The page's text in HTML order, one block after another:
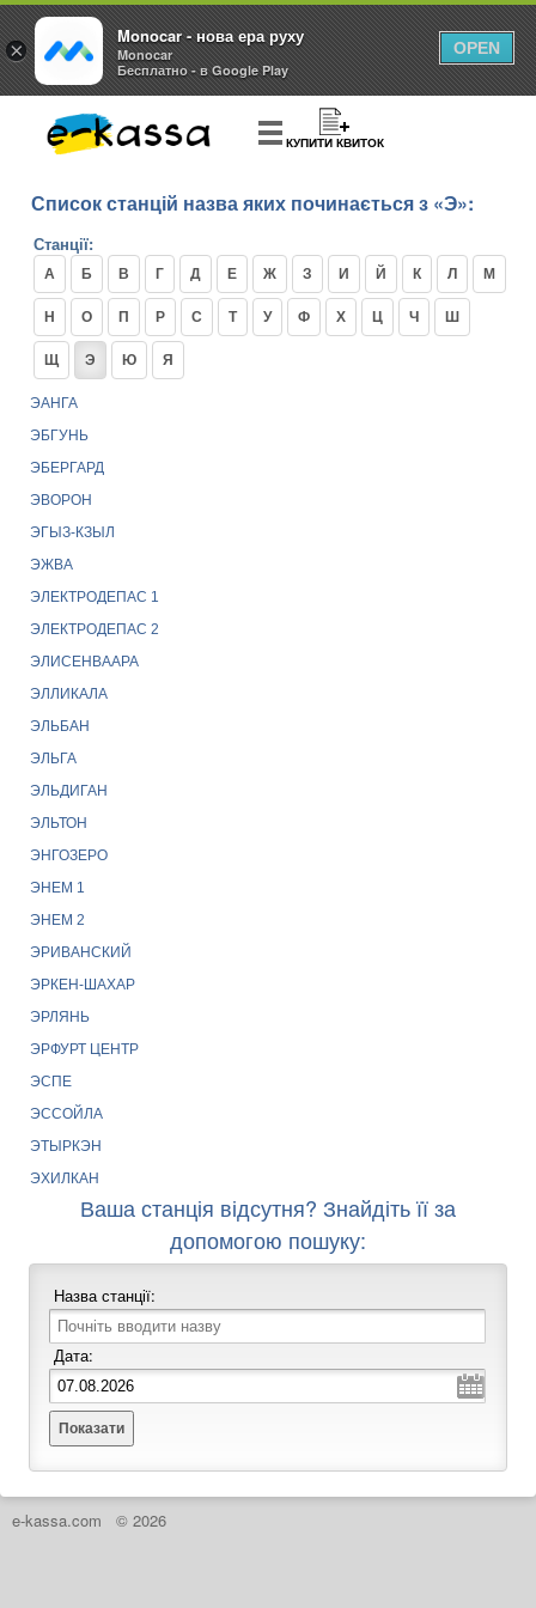
КУПИТИ КВИТОК
Список станцій назва яких починається з «Э»:
Станції:
А Б В Г Д Е Ж З И Й К Л М
Н О П Р С Т У Ф Х Ц Ч Ш
Щ Э Ю Я
ЭАНГА
ЭБГУНЬ
ЭБЕРГАРД
ЭВОРОН
ЭГЫЗ-КЗЫЛ
ЭЖВА
ЭЛЕКТРОДЕПАС 1
ЭЛЕКТРОДЕПАС 2
ЭЛИСЕНВААРА
ЭЛЛИКАЛА
ЭЛЬБАН
ЭЛЬГА
ЭЛЬДИГАН
ЭЛЬТОН
ЭНГОЗЕРО
ЭНЕМ 1
ЭНЕМ 2
ЭРИВАНСКИЙ
ЭРКЕН-ШАХАР
ЭРЛЯНЬ
ЭРФУРТ ЦЕНТР
ЭСПЕ
ЭССОЙЛА
ЭТЫРКЭН
ЭХИЛКАН
Ваша станція відсутня? Знайдіть її за
допомогою пошуку:
Назва станції:
Дата:
Показати
e-kassa.com © 2026
×
Monocar - нова ера руху
Monocar
Бесплатно - в Google Play
OPEN